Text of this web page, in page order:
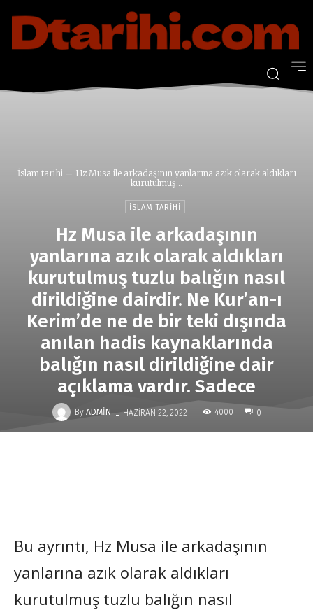
İslam tarihi
Hz Musa ile arkadaşının yanlarına azık olarak aldıkları
kurutulmuş...
İSLAM TARIHI
Hz Musa ile arkadaşının
yanlarına azık olarak aldıkları
kurutulmuş tuzlu balığın nasıl
dirildiğine dairdir. Ne Kur’an-ı
Kerim’de ne de bir teki dışında
anılan hadis kaynaklarında
balığın nasıl dirildiğine dair
açıklama vardır. Sadece
By ADMIN - HAZIRAN 22, 2022 4000 0
Bu ayrıntı, Hz Musa ile arkadaşının
yanlarına azık olarak aldıkları
kurutulmuş tuzlu balığın nasıl